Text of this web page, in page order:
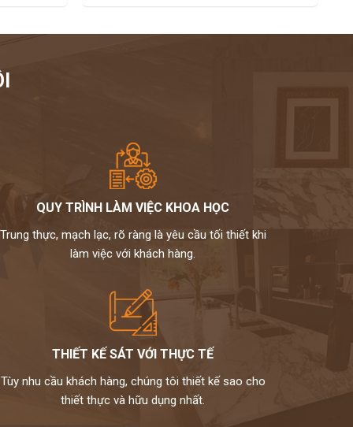
QUY TRÌNH LÀM VIỆC KHOA HỌC
Trung thực, mạch lạc, rõ ràng là yêu cầu tối thiết khi
làm việc với khách hàng.
THIẾT KẾ SÁT VỚI THỰC TẾ
Tùy nhu cầu khách hàng, chúng tôi thiết kế sao cho
thiết thực và hữu dụng nhất.